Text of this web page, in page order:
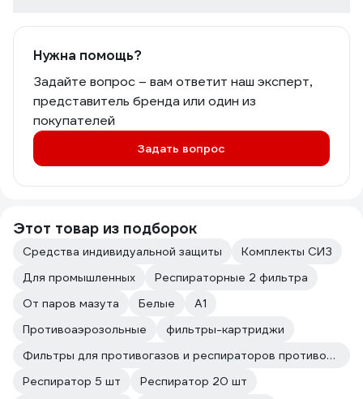
Нужна помощь?
Задайте вопрос – вам ответит наш эксперт,
представитель бренда или один из
покупателей
Задать вопрос
Этот товар из подборок
Средства индивидуальной защиты
Комплекты СИЗ
Для промышленных
Респираторные 2 фильтра
От паров мазута
Белые
А1
Противоаэрозольные
фильтры-картриджи
Фильтры для противогазов и респираторов противоаэрозольные ИСТОК
Респиратор 5 шт
Респиратор 20 шт